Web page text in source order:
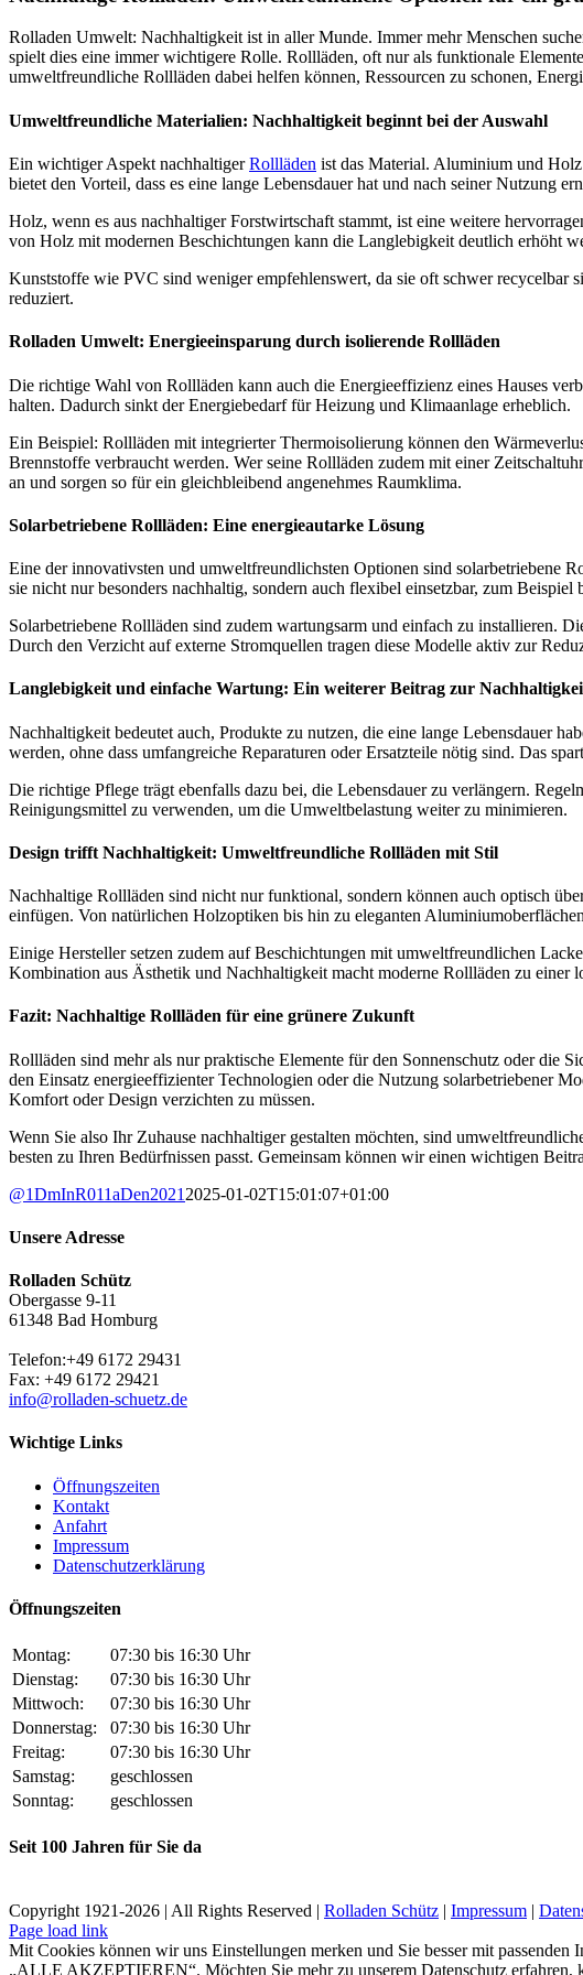
Rolladen Umwelt: Nachhaltigkeit ist in aller Munde. Immer mehr Menschen
spielt dies eine immer wichtigere Rolle. Rollläden, oft nur als funktionale
umweltfreundliche Rollläden dabei helfen können, Ressourcen zu schonen,
Umweltfreundliche Materialien: Nachhaltigkeit beginnt bei der Auswahl
Ein wichtiger Aspekt nachhaltigerRollläden ist das Material. Aluminium und
bietet den Vorteil, dass es eine lange Lebensdauer hat und nach seiner Nutzung
Holz, wenn es aus nachhaltiger Forstwirtschaft stammt, ist eine weitere
von Holz mit modernen Beschichtungen kann die Langlebigkeit deutlich erhöht
Kunststoffe wie PVC sind weniger empfehlenswert, da sie oft schwer recycelbar
reduziert.
Rolladen Umwelt: Energieeinsparung durch isolierende Rollläden
Die richtige Wahl von Rollläden kann auch die Energieeffizienz eines Hauses
halten. Dadurch sinkt der Energiebedarf für Heizung und Klimaanlage erheblich.
Ein Beispiel: Rollläden mit integrierter Thermoisolierung können den
Brennstoffe verbraucht werden. Wer seine Rollläden zudem mit einer
an und sorgen so für ein gleichbleibend angenehmes Raumklima.
Solarbetriebene Rollläden: Eine energieautarke Lösung
Eine der innovativsten und umweltfreundlichsten Optionen sind solarbetriebene
sie nicht nur besonders nachhaltig, sondern auch flexibel einsetzbar, zum
Solarbetriebene Rollläden sind zudem wartungsarm und einfach zu installieren.
Durch den Verzicht auf externe Stromquellen tragen diese Modelle aktiv zur
Langlebigkeit und einfache Wartung: Ein weiterer Beitrag zur
Nachhaltigkeit bedeutet auch, Produkte zu nutzen, die eine lange Lebensdauer
werden, ohne dass umfangreiche Reparaturen oder Ersatzteile nötig sind. Das
Die richtige Pflege trägt ebenfalls dazu bei, die Lebensdauer zu verlängern.
Reinigungsmittel zu verwenden, um die Umweltbelastung weiter zu minimieren.
Design trifft Nachhaltigkeit: Umweltfreundliche Rollläden mit Stil
Nachhaltige Rollläden sind nicht nur funktional, sondern können auch optisch
einfügen. Von natürlichen Holzoptiken bis hin zu eleganten
Einige Hersteller setzen zudem auf Beschichtungen mit umweltfreundlichen
Kombination aus Ästhetik und Nachhaltigkeit macht moderne Rollläden zu einer
Fazit: Nachhaltige Rollläden für eine grünere Zukunft
Rollläden sind mehr als nur praktische Elemente für den Sonnenschutz oder die
den Einsatz energieeffizienter Technologien oder die Nutzung solarbetriebener
Komfort oder Design verzichten zu müssen.
Wenn Sie also Ihr Zuhause nachhaltiger gestalten möchten, sind
besten zu Ihren Bedürfnissen passt. Gemeinsam können wir einen wichtigen
@1DmInR011aDen2021 2025-01-02T15:01:07+01:00
Unsere Adresse
Rolladen Schütz
Obergasse 9-11
61348 Bad Homburg
Telefon:+49 6172 29431
Fax: +49 6172 29421
info@rolladen-schuetz.de
Wichtige Links
Öffnungszeiten
Kontakt
Anfahrt
Impressum
Datenschutz­erklärung
Öffnungszeiten
Montag:
07:30 bis 16:30 Uhr
Dienstag:
07:30 bis 16:30 Uhr
Mittwoch:
07:30 bis 16:30 Uhr
Donnerstag:
07:30 bis 16:30 Uhr
Freitag:
07:30 bis 16:30 Uhr
Samstag:
geschlossen
Sonntag:
geschlossen
Seit 100 Jahren für Sie da
Copyright 1921-2026 | All Rights Reserved | Rolladen Schütz | Impressum |
Page load link
Mit Cookies können wir uns Einstellungen merken und Sie besser mit
„ALLE AKZEPTIEREN“. Möchten Sie mehr zu unserem Datenschutz erfahren,